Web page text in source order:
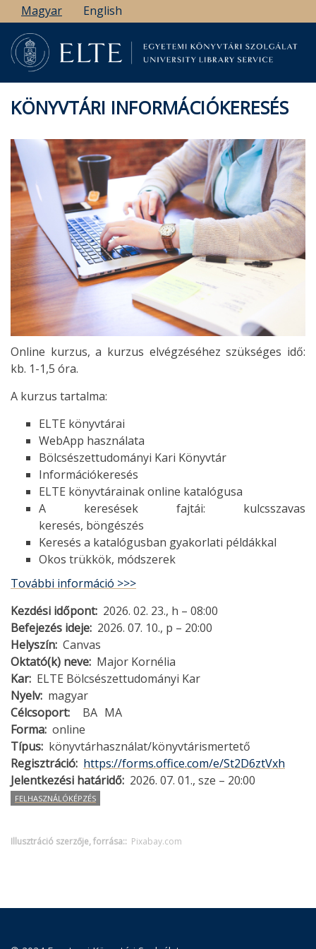
Ugrás
a
tartalomra
Magyar English
KÖNYVTÁRI INFORMÁCIÓKERESÉS
Online kurzus, a kurzus elvégzéséhez szükséges idő:
kb. 1-1,5 óra.
A kurzus tartalma:
ELTE könyvtárai
WebApp használata
Bölcsészettudományi Kari Könyvtár
Információkeresés
ELTE könyvtárainak online katalógusa
A keresések fajtái: kulcsszavas
keresés, böngészés
Keresés a katalógusban gyakorlati példákkal
Okos trükkök, módszerek
További információ >>>
Kezdési időpont 2026. 02. 23., h – 08:00
Befejezés ideje 2026. 07. 10., p – 20:00
Helyszín Canvas
Oktató(k) neve Major Kornélia
Kar ELTE Bölcsészettudományi Kar
Nyelv magyar
Célcsoport
BA MA
Forma online
Típus könyvtárhasználat/könyvtárismertető
Regisztráció https://forms.office.com/e/St2D6ztVxh
Jelentkezési határidő 2026. 07. 01., sze – 20:00
FELHASZNÁLÓKÉPZÉS
Illusztráció szerzője, forrása: Pixabay.com